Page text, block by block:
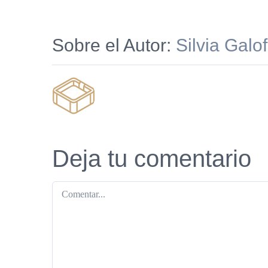
Sobre el Autor: Silvia
Deja tu comentario
Comentar